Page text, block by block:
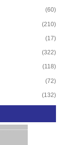
(60)
(210)
(17)
(322)
(118)
(72)
(132)